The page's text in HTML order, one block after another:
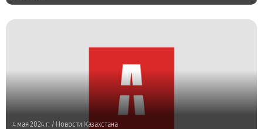
4 мая 2024 г. / Новости Казахстана